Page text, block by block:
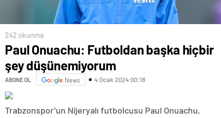
242 okunma
Paul Onuachu: Futboldan başka hiçbir
şey düşünemiyorum
ABONE OL News 4 Ocak 2024 00:18
Trabzonspor’un Nijeryalı futbolcusu Paul Onuachu,